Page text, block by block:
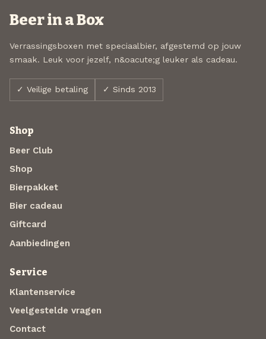
Beer in a Box
Verrassingsboxen met speciaalbier, afgestemd op jouw
smaak. Leuk voor jezelf, n&oacute;g leuker als cadeau.
✓ Veilige betaling ✓ Sinds 2013
Shop
Beer Club
Shop
Bierpakket
Bier cadeau
Giftcard
Aanbiedingen
Service
Klantenservice
Veelgestelde vragen
Contact